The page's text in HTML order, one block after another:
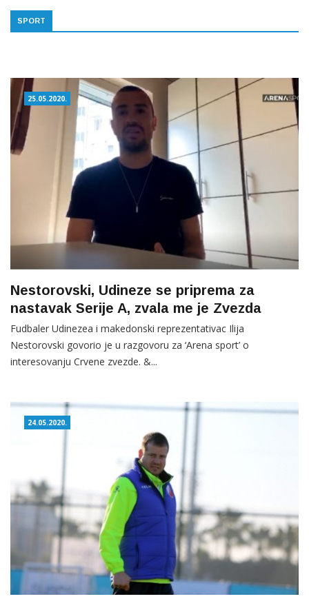
SPORT
25.05.2020.
Nestorovski, Udineze se priprema za
nastavak Serije A, zvala me je Zvezda
Fudbaler Udinezea i makedonski reprezentativac Ilija
Nestorovski govorio je u razgovoru za ‘Arena sport’ o
interesovanju Crvene zvezde. &...
24.05.2020.